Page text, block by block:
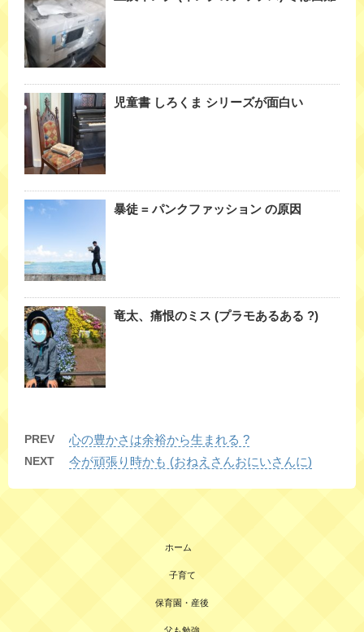
児童書 しろくま シリーズが面白い
暴徒 = パンクファッション の原因
竜太、痛恨のミス (プラモあるある ?)
PREV 心の豊かさは余裕から生まれる ?
NEXT 今が頑張り時かも (おねえさんおにいさんに)
ホーム
子育て
保育園・産後